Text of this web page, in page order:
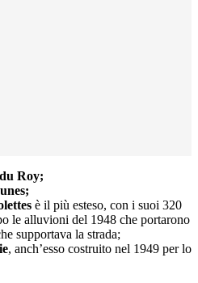
Roy;
è il più esteso, con i suoi 320
le alluvioni del 1948 che portarono
supportava la strada;
, anch’esso costruito nel 1949 per lo